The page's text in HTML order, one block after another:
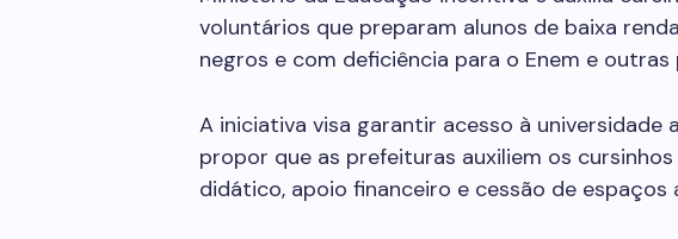
voluntários que preparam alunos de baixa
negros e com deficiência para o Enem e outras
A iniciativa visa garantir acesso à universidade
propor que as prefeituras auxiliem os
didático, apoio financeiro e cessão de espaços